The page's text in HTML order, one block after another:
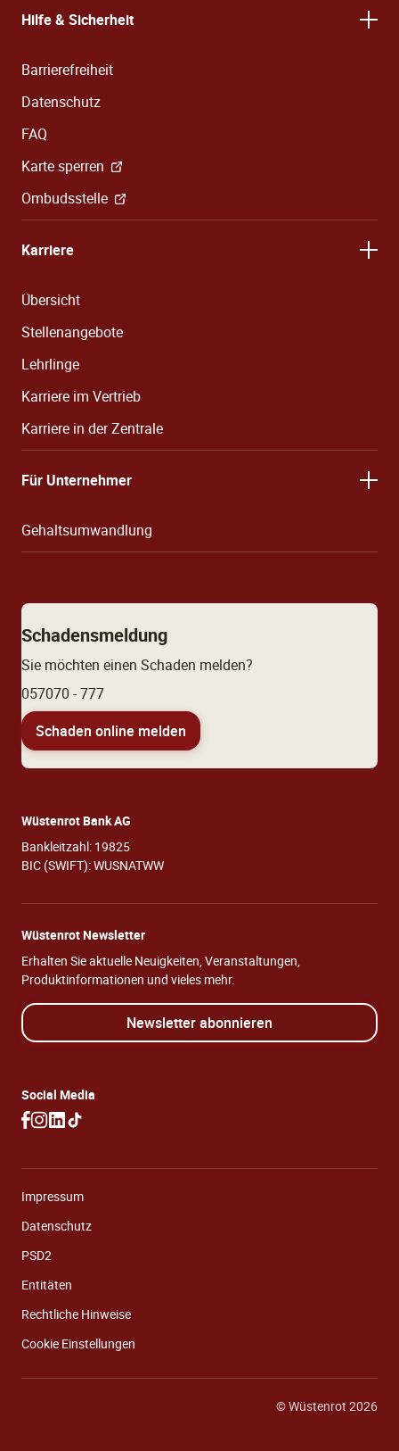
Hilfe & Sicherheit
Barrierefreiheit
Datenschutz
FAQ
Karte sperren
Ombudsstelle
Karriere
Übersicht
Stellenangebote
Lehrlinge
Karriere im Vertrieb
Karriere in der Zentrale
Für Unternehmer
Gehaltsumwandlung
Schadensmeldung
Sie möchten einen Schaden melden?
057070 - 777
Schaden online melden
Wüstenrot Bank AG
Bankleitzahl: 19825
BIC (SWIFT): WUSNATWW
Wüstenrot Newsletter
Erhalten Sie aktuelle Neuigkeiten, Veranstaltungen,
Produktinformationen und vieles mehr.
Newsletter abonnieren
Social Media
Impressum
Datenschutz
PSD2
Entitäten
Rechtliche Hinweise
Cookie Einstellungen
© Wüstenrot 2026